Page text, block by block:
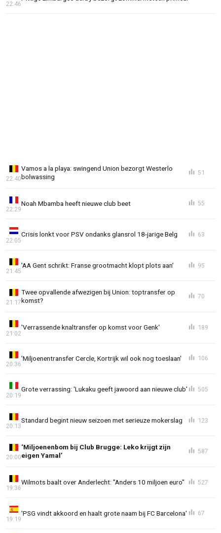
22:46
Vamos a la playa: swingend Union bezorgt Westerlo
bolwassing
22:40
51
Noah Mbamba heeft nieuwe club beet
22:29
55
Crisis lonkt voor PSV ondanks glansrol 18-jarige Belg
22:05
63
'AA Gent schrikt: Franse grootmacht klopt plots aan'
21:45
95
Twee opvallende afwezigen bij Union: toptransfer op
komst?
21:17
70
'Verrassende knaltransfer op komst voor Genk'
21:02
189
'Miljoenentransfer Cercle, Kortrijk wil ook nog toeslaan'
20:36
106
Grote verrassing: 'Lukaku geeft jawoord aan nieuwe club'
20:19
505
Standard begint nieuw seizoen met serieuze mokerslag
20:13
123
‘Miljoenenbom bij Club Brugge: Leko krijgt zijn
eigen Yamal’
20:00
587
Wilmots baalt over Anderlecht: "Anders 10 miljoen euro"
19:36
527
'PSG vindt akkoord en haalt grote naam bij FC Barcelona'
19:19
67